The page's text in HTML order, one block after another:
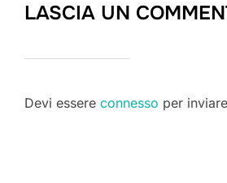
LASCIA UN
Devi essere connesso per